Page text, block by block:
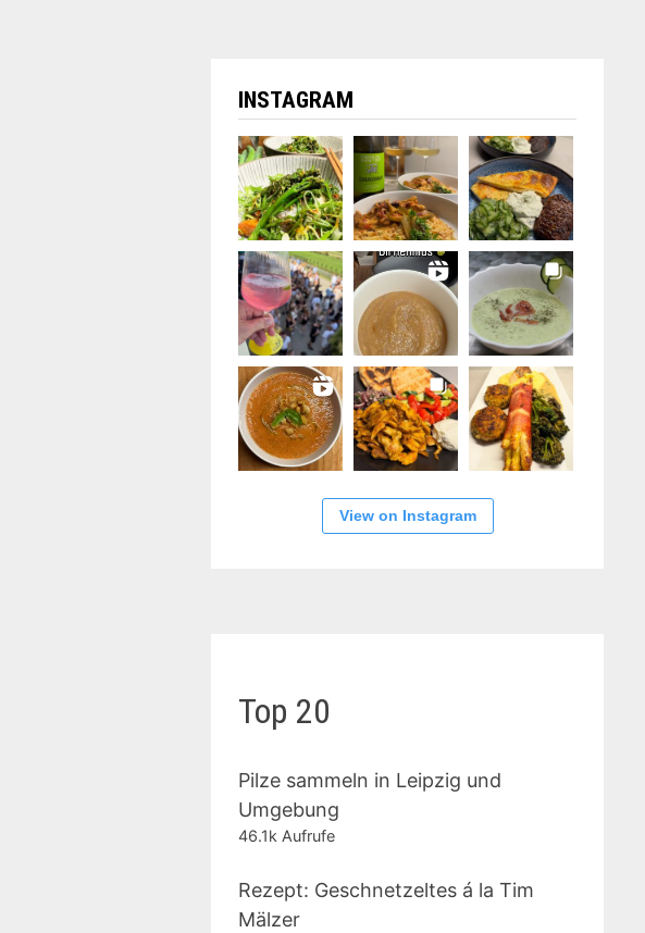
INSTAGRAM
View on Instagram
Top 20
Pilze sammeln in Leipzig und
Umgebung
46.1k Aufrufe
Rezept: Geschnetzeltes á la Tim
Mälzer